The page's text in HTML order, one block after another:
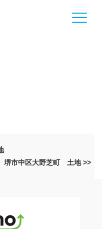
堺市中区大野芝町 土地 >>